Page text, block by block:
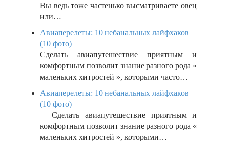
Вы ведь тоже частенько высматриваете овец
или…
Авиаперелеты: 10 небанальных лайфхаков
(10 фото)
Сделать авиапутешествие приятным и
комфортным позволит знание разного рода «
маленьких хитростей », которыми часто…
Авиаперелеты: 10 небанальных лайфхаков
(10 фото)
Сделать авиапутешествие приятным и
комфортным позволит знание разного рода «
маленьких хитростей », которыми…